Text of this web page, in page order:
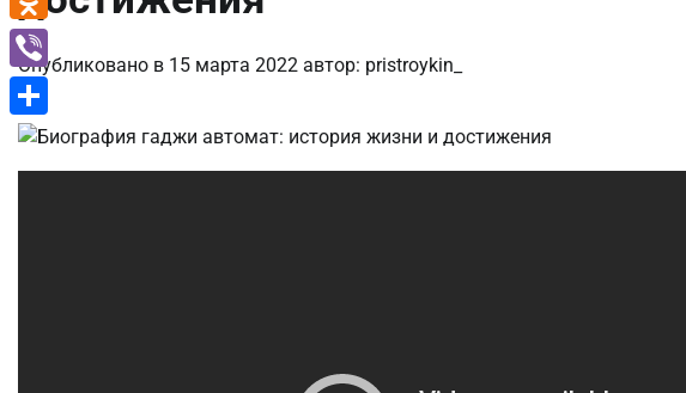
Опубликовано в 15 марта 2022 автор: pristroykin_
Odnoklassniki
Viber
Отправить